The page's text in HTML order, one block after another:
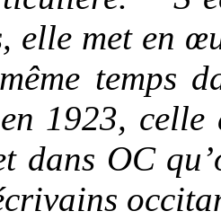
elle met en
temps
en 1923,
dans OC